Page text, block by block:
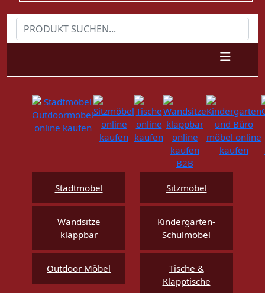
Stadtmöbel Sitzmöbel
Wandsitze
klappbar
Kindergarten-
Schulmöbel
Outdoor Möbel
Tische &
Klapptische